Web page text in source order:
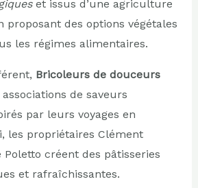
et issus d’une agriculture
proposant des options végétales
les régimes alimentaires.
Bricoleurs de douceurs
de saveurs
par leurs voyages en
les propriétaires Clément
Poletto créent des pâtisseries
et rafraîchissantes.